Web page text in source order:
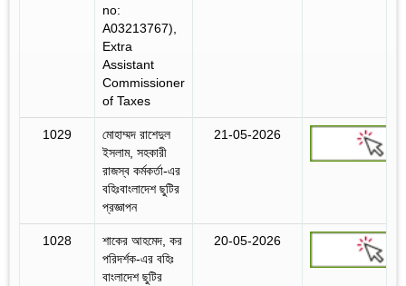
no:
A03213767),
Extra
Assistant
Commissioner
of Taxes
1029
মোহাম্মদ রাশেদুল
ইসলাম, সহকারী
রাজস্ব কর্মকর্তা-এর
বহিঃবাংলাদেশ ছুটির
প্রজ্ঞাপন
21-05-2026
1028
শাকের আহমেদ, কর
পরিদর্শক-এর বহিঃ
বাংলাদেশ ছুটির
20-05-2026